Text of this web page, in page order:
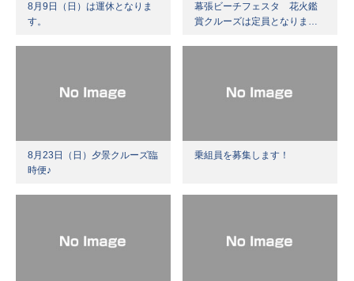
8月9日（日）は運休となりま
す。
幕張ビーチフェスタ 花火鑑
賞クルーズは定員となりま…
8月23日（日）夕景クルーズ臨
時便♪
乗組員を募集します！